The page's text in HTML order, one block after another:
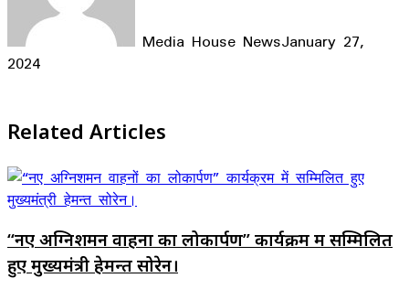
Media House NewsJanuary 27,
2024
Related Articles
“नए अग्निशमन वाहनों का लोकार्पण” कार्यक्रम में सम्मिलित
हुए मुख्यमंत्री हेमन्त सोरेन।